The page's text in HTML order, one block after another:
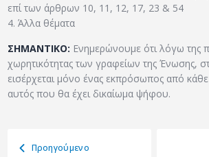
επί των άρθρων 10, 11, 12, 17, 23 & 54
4. Άλλα θέματα
ΣΗΜΑΝΤΙΚΟ: Ενημερώνουμε ότι λόγω της
χωρητικότητας των γραφείων της Ένωσης,
εισέρχεται μόνο ένας εκπρόσωπος από
αυτός που θα έχει δικαίωμα ψήφου.
Προηγούμενο